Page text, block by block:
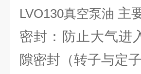
LVO130真空泵油 主
密封：防止大气进
隙密封（转子与定